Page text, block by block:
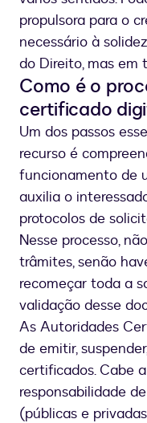
propulsora para o
necessário à
do Direito, mas em
Como é o
certificado
Um dos passos
recurso é
funcionamento de
auxilia o
protocolos de
Nesse processo,
trâmites, senão
recomeçar toda a
validação desse
As Autoridades
de emitir,
certificados. Cabe
responsabilidade
(públicas e